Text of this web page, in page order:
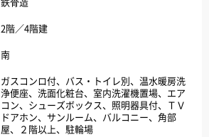
2階／4階建
南
ガスコンロ付、バス・トイレ別、温水暖房洗
浄便座、洗面化粧台、室内洗濯機置場、エア
コン、シューズボックス、照明器具付、ＴＶ
ドアホン、サンルーム、バルコニー、角部
屋、２階以上、駐輪場